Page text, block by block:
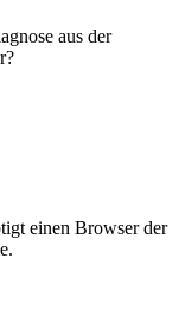
aus der
einen Browser der